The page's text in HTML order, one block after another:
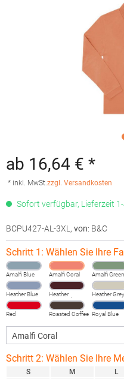
ab 16,64 € *
* inkl. MwSt.zzgl. Versandkosten
Sofort verfügbar, Lieferzeit
BCPU427-AL-3XL , von: B&C
Schritt 1: Wählen Sie Ihre
Amalfi Blue Amalfi Coral Amalfi Green
Heather Blue
Heather
Burgundy
Heather Grey
Fog
Red Roasted Coffee Royal Blue
Schritt 2: Wählen Sie Ihre
S
M
L